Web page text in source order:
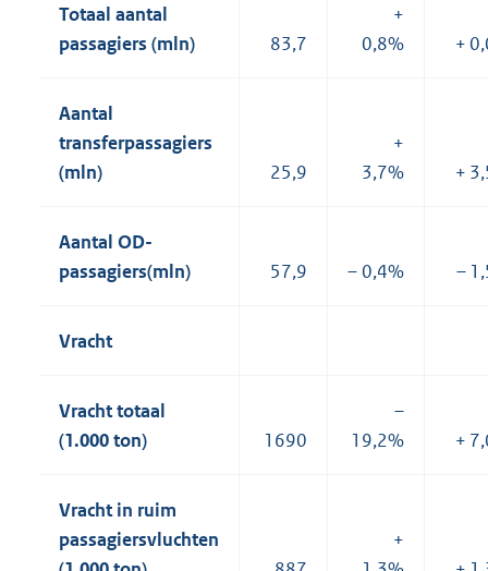
Totaal aantal
passagiers (mln)
83,7
+
0,8%
+
Aantal
transferpassagiers
(mln)
25,9
+
3,7%
+
Aantal OD-
passagiers(mln)
57,9 – 0,4% –
Vracht
Vracht totaal
(1.000 ton)
1690
–
19,2%
+
Vracht in ruim
passagiersvluchten
+